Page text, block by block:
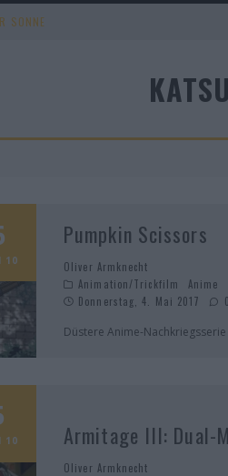
SONNE
10
Pumpkin Scissors
Oliver Armknecht
Animation/Trickfilm
Anime
Donnerstag, 4. Mai 2017
0
Düstere Anime-
10 Armitage III: Dual-
Oliver Armknecht